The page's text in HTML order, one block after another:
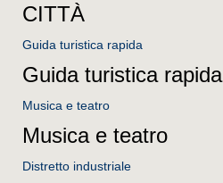
CITTÀ
Guida turistica rapida
Guida turistica rapida
Musica e teatro
Musica e teatro
Distretto industriale